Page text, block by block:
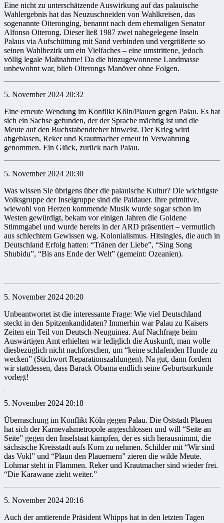
Eine nicht zu unterschätzende Auswirkung auf das palauische
Wahlergebnis hat das Neuzuschneiden von Wahlkreisen, das
sogenannte Oiteronging, benannt nach dem ehemaligen Senator
Alfonso Oiterong. Dieser ließ 1987 zwei nahegelegene Inseln
Palaus via Aufschüttung mit Sand verbinden und vergrößerte so
seinen Wahlbezirk um ein Vielfaches – eine umstrittene, jedoch
völlig legale Maßnahme! Da die hinzugewonnene Landmasse
unbewohnt war, blieb Oiterongs Manöver ohne Folgen.
5. November 2024 20:32
Eine erneute Wendung im Konflikt Köln/Plauen gegen Palau. Es hat
sich ein Sachse gefunden, der der Sprache mächtig ist und die
Meute auf den Buchstabendreher hinweist. Der Krieg wird
abgeblasen, Reker und Krautmacher erneut in Verwahrung
genommen. Ein Glück, zurück nach Palau.
5. November 2024 20:30
Was wissen Sie übrigens über die palauische Kultur? Die wichtigste
Volksgruppe der Inselgruppe sind die Paldauer. Ihre primitive,
wiewohl von Herzen kommende Musik wurde sogar schon im
Westen gewürdigt, bekam vor einigen Jahren die Goldene
Stimmgabel und wurde bereits in der ARD präsentiert – vermutlich
aus schlechtem Gewissen wg. Kolonialismus. Hitsingles, die auch in
Deutschland Erfolg hatten: “Tränen der Liebe”, “Sing Song
Shubidu”, “Bis ans Ende der Welt” (gemeint: Ozeanien).
5. November 2024 20:20
Unbeantwortet ist die interessante Frage: Wie viel Deutschland
steckt in den Spitzenkandidaten? Immerhin war Palau zu Kaisers
Zeiten ein Teil von Deutsch-Neuguinea. Auf Nachfrage beim
Auswärtigen Amt erhielten wir lediglich die Auskunft, man wolle
diesbezüglich nicht nachforschen, um “keine schlafenden Hunde zu
wecken” (Stichwort Reparationszahlungen). Na gut, dann fordern
wir stattdessen, dass Barack Obama endlich seine Geburtsurkunde
vorlegt!
5. November 2024 20:18
Überraschung im Konflikt Köln gegen Palau. Die Oststadt Plauen
hat sich der Karnevalsmetropole angeschlossen und will “Seite an
Seite” gegen den Inselstaat kämpfen, der es sich herausnimmt, die
sächsische Kreisstadt aufs Korn zu nehmen. Schilder mit “Wir sind
das Vokl” und “Plaun den Plauernern” zieren die wilde Meute.
Lohmar steht in Flammen. Reker und Krautmacher sind wieder frei.
“Die Karawane zieht weiter.”
5. November 2024 20:16
Auch der amtierende Präsident Whipps hat in den letzten Tagen